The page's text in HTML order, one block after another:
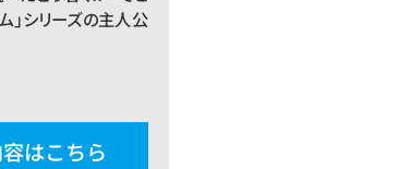
」シリーズの主人公
はこちら